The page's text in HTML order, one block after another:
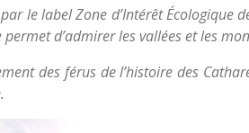
le label Zone d’Intérêt Écologique
d’admirer les vallées et les
des férus de l’histoire des